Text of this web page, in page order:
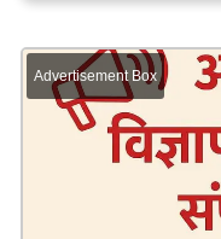
Advertisement Box